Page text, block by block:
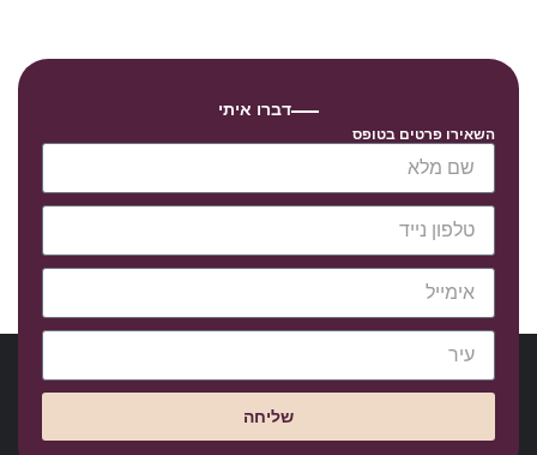
דברו איתי
השאירו פרטים בטופס
שליחה